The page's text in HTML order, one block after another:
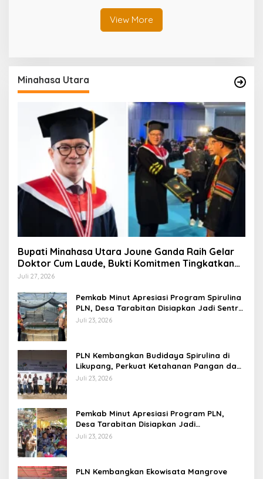
View More
Minahasa Utara
Bupati Minahasa Utara Joune Ganda Raih Gelar
Doktor Cum Laude, Bukti Komitmen Tingkatkan
Kualitas Kepemimpinan
Juli 27, 2026
Pemkab Minut Apresiasi Program Spirulina
PLN, Desa Tarabitan Disiapkan Jadi Sentra
Pangan Berbasis Energi Bersih
Juli 23, 2026
PLN Kembangkan Budidaya Spirulina di
Likupang, Perkuat Ketahanan Pangan dan
Ekonomi Masyarakat
Juli 23, 2026
Pemkab Minut Apresiasi Program PLN,
Desa Tarabitan Disiapkan Jadi
Percontohan Ekowisata Berdaya Saing
Juli 23, 2026
PLN Kembangkan Ekowisata Mangrove